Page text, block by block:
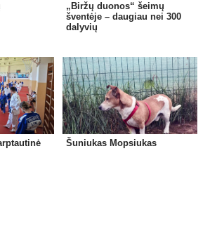
„Biržų duonos“ šeimų
šventėje – daugiau nei 300
dalyvių
Šuniukas Mopsiukas